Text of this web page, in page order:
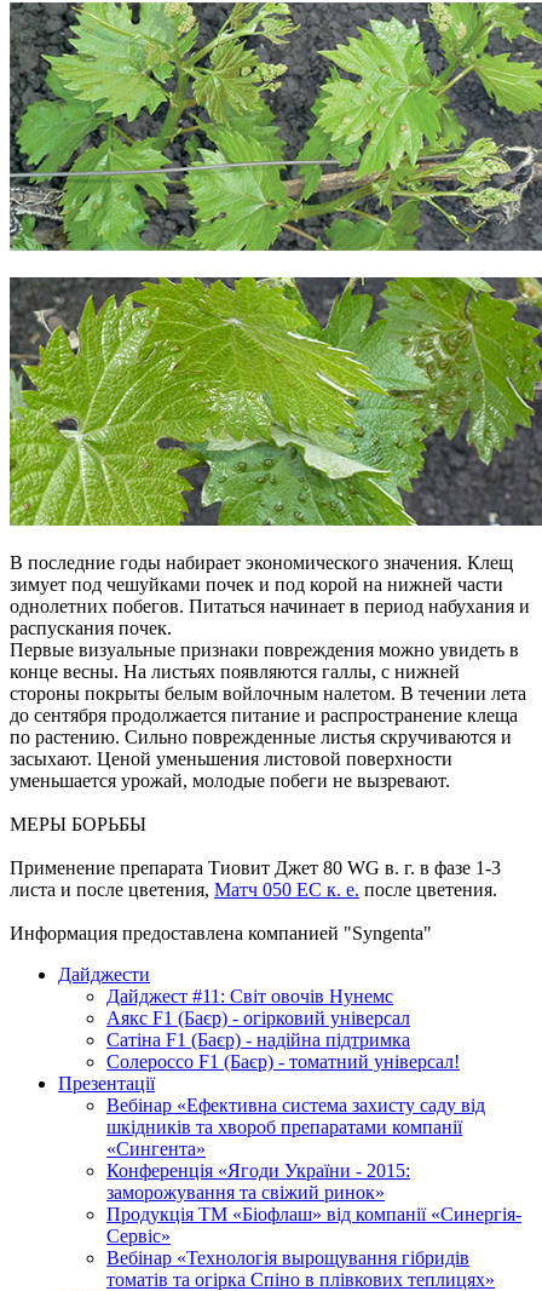
В последние годы набирает экономического значения. Клещ
зимует под чешуйками почек и под корой на нижней части
однолетних побегов. Питаться начинает в период набухания и
распускания почек.
Первые визуальные признаки повреждения можно увидеть в
конце весны. На листьях появляются галлы, с нижней
стороны покрыты белым войлочным налетом. В течении лета
до сентября продолжается питание и распространение клеща
по растению. Сильно поврежденные листья скручиваются и
засыхают. Ценой уменьшения листовой поверхности
уменьшается урожай, молодые побеги не вызревают.
МЕРЫ БОРЬБЫ
Применение препарата Тиовит Джет 80 WG в. г. в фазе 1-3
листа и после цветения, Матч 050 ЕС к. е. после цветения.
Информация предоставлена компанией "Syngenta"
Дайджести
Дайджест #11: Світ овочів Нунемс
Аякс F1 (Баєр) - огірковий універсал
Сатіна F1 (Баєр) - надійна підтримка
Солероссо F1 (Баєр) - томатний універсал!
Презентації
Вебінар «Ефективна система захисту саду від
шкідників та хвороб препаратами компанії
«Сингента»
Конференція «Ягоди України - 2015:
заморожування та свіжий ринок»
Продукція ТМ «Біофлаш» від компанії «Синергія-
Сервіс»
Вебінар «Технологія вырощування гібридів
томатів та огірка Спіно в плівкових теплицях»